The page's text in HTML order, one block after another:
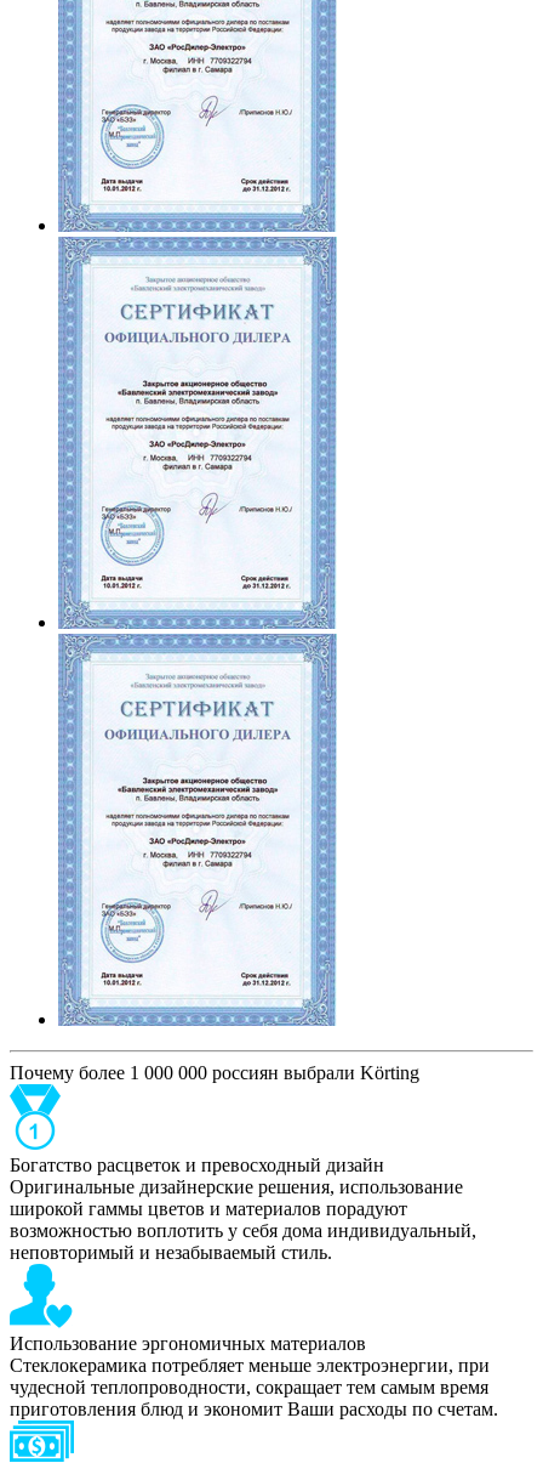
Почему более 1 000 000 россиян выбрали Körting
Богатство расцветок и превосходный дизайн
Оригинальные дизайнерские решения, использование
широкой гаммы цветов и материалов порадуют
возможностью воплотить у себя дома индивидуальный,
неповторимый и незабываемый стиль.
Использование эргономичных материалов
Стеклокерамика потребляет меньше электроэнергии, при
чудесной теплопроводности, сокращает тем самым время
приготовления блюд и экономит Ваши расходы по счетам.